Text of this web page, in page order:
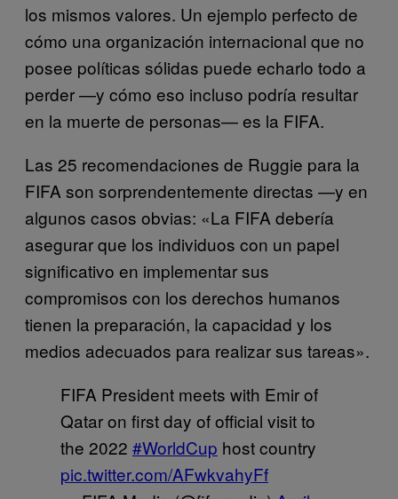
los mismos valores. Un ejemplo perfecto de
cómo una organización internacional que no
posee políticas sólidas puede echarlo todo a
perder —y cómo eso incluso podría resultar
en la muerte de personas— es la FIFA.
Las 25 recomendaciones de Ruggie para la
FIFA son sorprendentemente directas —y en
algunos casos obvias: «La FIFA debería
asegurar que los individuos con un papel
significativo en implementar sus
compromisos con los derechos humanos
tienen la preparación, la capacidad y los
medios adecuados para realizar sus tareas».
FIFA President meets with Emir of
Qatar on first day of official visit to
the 2022 #WorldCup host country
pic.twitter.com/AFwkvahyFf